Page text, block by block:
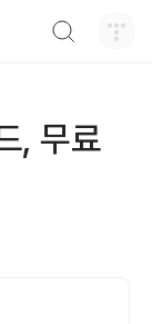
, 무료